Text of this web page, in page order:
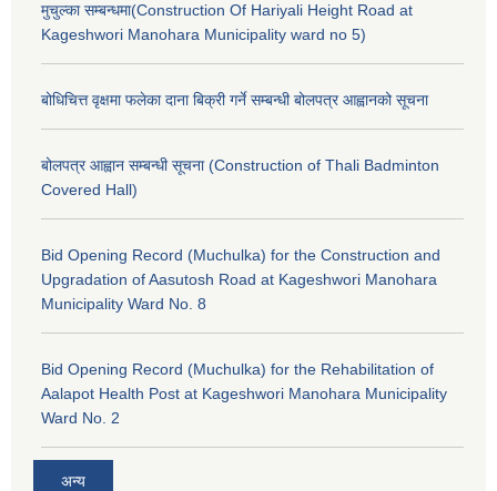
मुचुल्का सम्बन्धमा(Construction Of Hariyali Height Road at
Kageshwori Manohara Municipality ward no 5)
बोधिचित्त वृक्षमा फलेका दाना बिक्री गर्ने सम्बन्धी बोलपत्र आह्वानको सूचना
बोलपत्र आह्वान सम्बन्धी सूचना (Construction of Thali Badminton
Covered Hall)
Bid Opening Record (Muchulka) for the Construction and
Upgradation of Aasutosh Road at Kageshwori Manohara
Municipality Ward No. 8
Bid Opening Record (Muchulka) for the Rehabilitation of
Aalapot Health Post at Kageshwori Manohara Municipality
Ward No. 2
अन्य